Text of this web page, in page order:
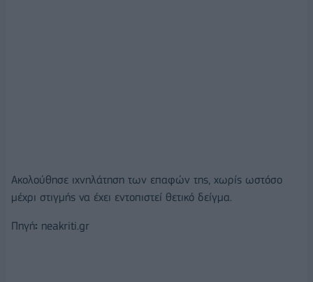
Ακολούθησε ιχνηλάτηση των επαφών της, χωρίς ωστόσο
μέχρι στιγμής να έχει εντοπιστεί θετικό δείγμα.
Πηγή: neakriti.gr